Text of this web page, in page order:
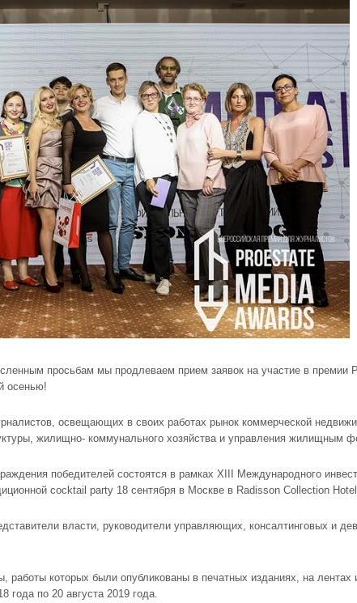
просьбам мы продлеваем прием заявок на участие в премии
осенью!
освещающих в своих работах рынок коммерческой
жилищно- коммунального хозяйства и управления жилищным
победителей состоятся в рамках XIII Международного
cocktail party 18 сентября в Москве в Radisson Collection
власти, руководители управляющих, консалтинговых и
работы которых были опубликованы в печатных изданиях, на
года по 20 августа 2019 года.